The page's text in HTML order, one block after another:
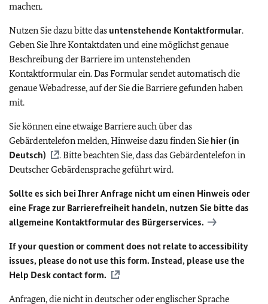
machen.
Nutzen Sie dazu bitte das untenstehende Kontaktformular.
Geben Sie Ihre Kontaktdaten und eine möglichst genaue
Beschreibung der Barriere im untenstehenden
Kontaktformular ein. Das Formular sendet automatisch die
genaue Webadresse, auf der Sie die Barriere gefunden haben
mit.
Sie können eine etwaige Barriere auch über das
Gebärdentelefon melden, Hinweise dazu finden Sie hier (in
Deutsch)
. Bitte beachten Sie, dass das Gebärdentelefon in
Deutscher Gebärdensprache geführt wird.
Sollte es sich bei Ihrer Anfrage nicht um einen Hinweis oder
eine Frage zur Barrierefreiheit handeln, nutzen Sie bitte das
allgemeine Kontaktformular des Bürgerservices.
If your question or comment does not relate to accessibility
issues, please do not use this form. Instead, please use the
Help Desk contact form.
Anfragen, die nicht in deutscher oder englischer Sprache